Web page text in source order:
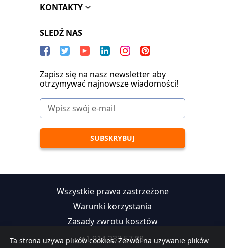
Ta strona używa plików cookies. Zezwól na używanie plików
KONTAKTY
SLEDŹ NAS
Zapisz się na nasz newsletter aby
otrzymywać najnowsze wiadomości!
Wszystkie prawa zastrzeżone
Warunki korzystania
Zasady zwrotu kosztów
+1 914 233 57 88